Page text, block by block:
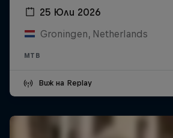
25 Юли 2026
Groningen, Netherlands
MTB
Виж на Replay